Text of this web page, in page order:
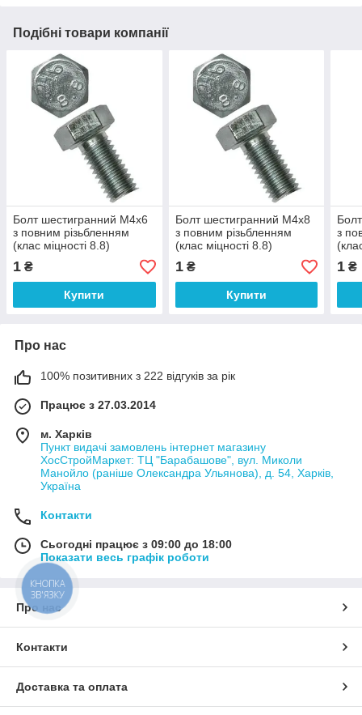
Подібні товари компанії
Болт шестигранний М4х6
з повним різьбленням
(клас міцності 8.8)
1 ₴
Купити
Болт шестигранний М4х8
з повним різьбленням
(клас міцності 8.8)
1₴
Купити
з
1 ₴
Про нас
100% позитивних з 222 відгуків за рік
Працює з 27.03.2014
м. Харків
Пункт видачі замовлень інтернет магазину
ХосСтройМаркет: ТЦ "Барабашове", вул. Миколи
Манойло (раніше Олександра Ульянова), д. 54, Харків,
Україна
Контакти
Сьогодні працює з 09:00 до 18:00
Показати весь графік роботи
Про нас
Контакти
Доставка та оплата
КНОПКА
ЗВ'ЯЗКУ